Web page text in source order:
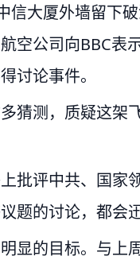
信大厦外墙留下
空公司向BBC表
讨论事件。
猜测，质疑这架
批评中共、国
题的讨论，都会
显的目标。与上